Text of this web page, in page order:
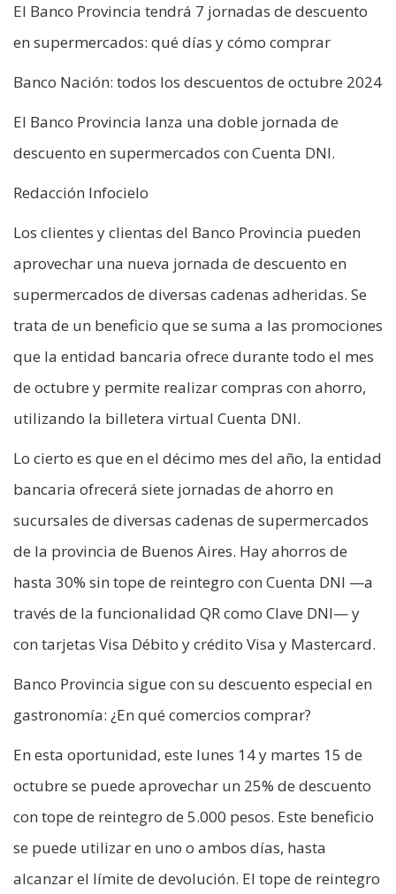
El Banco Provincia tendrá 7 jornadas de descuento
en supermercados: qué días y cómo comprar
Banco Nación: todos los descuentos de octubre 2024
El Banco Provincia lanza una doble jornada de
descuento en supermercados con Cuenta DNI.
Redacción Infocielo
Los clientes y clientas del Banco Provincia pueden
aprovechar una nueva jornada de descuento en
supermercados de diversas cadenas adheridas. Se
trata de un beneficio que se suma a las promociones
que la entidad bancaria ofrece durante todo el mes
de octubre y permite realizar compras con ahorro,
utilizando la billetera virtual Cuenta DNI.
Lo cierto es que en el décimo mes del año, la entidad
bancaria ofrecerá siete jornadas de ahorro en
sucursales de diversas cadenas de supermercados
de la provincia de Buenos Aires. Hay ahorros de
hasta 30% sin tope de reintegro con Cuenta DNI —a
través de la funcionalidad QR como Clave DNI— y
con tarjetas Visa Débito y crédito Visa y Mastercard.
Banco Provincia sigue con su descuento especial en
gastronomía: ¿En qué comercios comprar?
En esta oportunidad, este lunes 14 y martes 15 de
octubre se puede aprovechar un 25% de descuento
con tope de reintegro de 5.000 pesos. Este beneficio
se puede utilizar en uno o ambos días, hasta
alcanzar el límite de devolución. El tope de reintegro